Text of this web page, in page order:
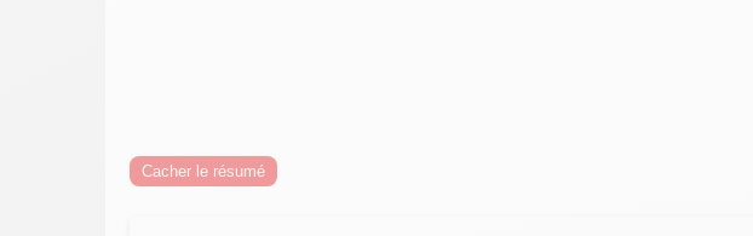
Cacher le résumé